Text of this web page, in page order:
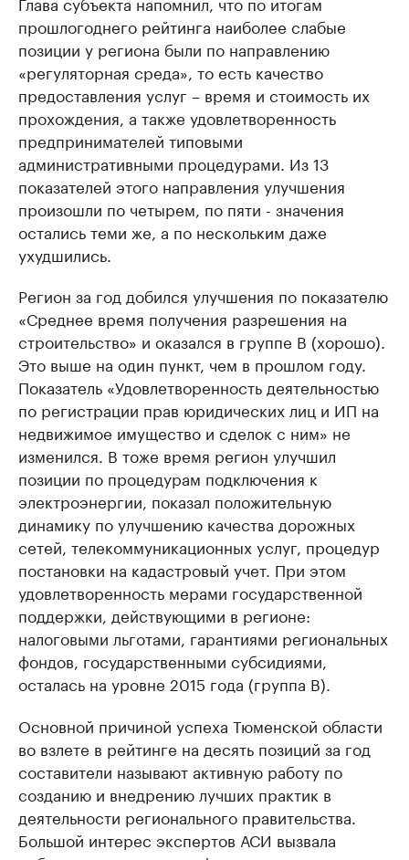
прошлогоднего рейтинга наиболее слабые
позиции у региона были по направлению
«регуляторная среда», то есть качество
предоставления услуг – время и стоимость их
прохождения, а также удовлетворенность
предпринимателей типовыми
административными процедурами. Из 13
показателей этого направления улучшения
произошли по четырем, по пяти - значения
остались теми же, а по нескольким даже
ухудшились.
Регион за год добился улучшения по показателю
«Среднее время получения разрешения на
строительство» и оказался в группе B (хорошо).
Это выше на один пункт, чем в прошлом году.
Показатель «Удовлетворенность деятельностью
по регистрации прав юридических лиц и ИП на
недвижимое имущество и сделок с ним» не
изменился. В тоже время регион улучшил
позиции по процедурам подключения к
электроэнергии, показал положительную
динамику по улучшению качества дорожных
сетей, телекоммуникационных услуг, процедур
постановки на кадастровый учет. При этом
удовлетворенность мерами государственной
поддержки, действующими в регионе:
налоговыми льготами, гарантиями региональных
фондов, государственными субсидиями,
осталась на уровне 2015 года (группа B).
Основной причиной успеха Тюменской области
во взлете в рейтинге на десять позиций за год
составители называют активную работу по
созданию и внедрению лучших практик в
деятельности регионального правительства.
Большой интерес экспертов АСИ вызвала